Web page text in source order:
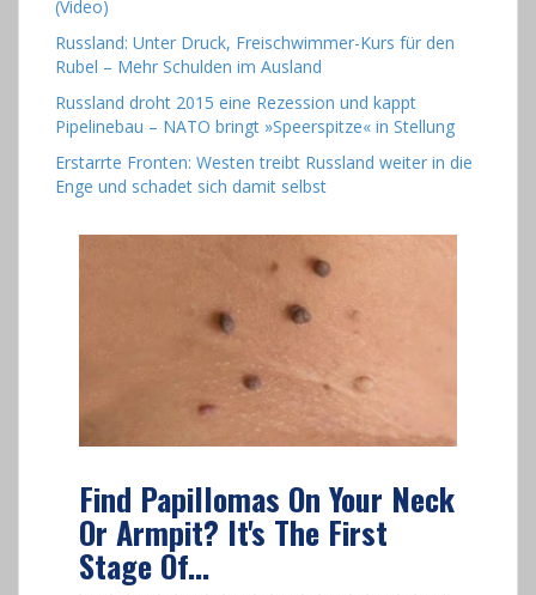
(Video)
Russland: Unter Druck, Freischwimmer-Kurs für den
Rubel – Mehr Schulden im Ausland
Russland droht 2015 eine Rezession und kappt
Pipelinebau – NATO bringt »Speerspitze« in Stellung
Erstarrte Fronten: Westen treibt Russland weiter in die
Enge und schadet sich damit selbst
Find Papillomas On Your Neck
Or Armpit? It's The First
Stage Of...